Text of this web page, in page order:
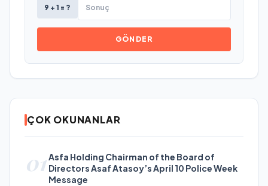
9 + 1 = ?
GÖNDER
ÇOK OKUNANLAR
01Asfa Holding Chairman of the Board of
Directors Asaf Atasoy’s April 10 Police Week
Message